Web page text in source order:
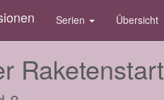
Serien Übersicht
Raketenstart